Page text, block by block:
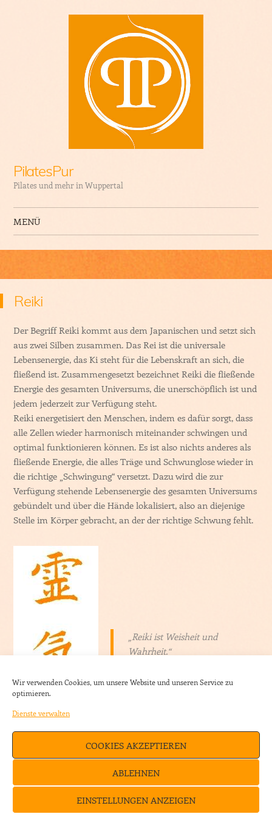
Wir verwenden Cookies, um unsere Website und unseren Service zu
optimieren.
Dienste verwalten
COOKIES AKZEPTIEREN
ABLEHNEN
EINSTELLUNGEN ANZEIGEN
PilatesPur
Pilates und mehr in Wuppertal
MENÜ
Reiki
Der Begriff Reiki kommt aus dem Japanischen und setzt sich
aus zwei Silben zusammen. Das Rei ist die universale
Lebensenergie, das Ki steht für die Lebenskraft an sich, die
fließend ist. Zusammengesetzt bezeichnet Reiki die fließende
Energie des gesamten Universums, die unerschöpflich ist und
jedem jederzeit zur Verfügung steht.
Reiki energetisiert den Menschen, indem es dafür sorgt, dass
alle Zellen wieder harmonisch miteinander schwingen und
optimal funktionieren können. Es ist also nichts anderes als
fließende Energie, die alles Träge und Schwunglose wieder in
die richtige „Schwingung“ versetzt. Dazu wird die zur
Verfügung stehende Lebensenergie des gesamten Universums
gebündelt und über die Hände lokalisiert, also an diejenige
Stelle im Körper gebracht, an der der richtige Schwung fehlt.
„Reiki ist Weisheit und
Wahrheit.“
Stolz präsentiert von WordPress
WordPress.com
Impressum|Datenschutzerklärung|Allgemeine
Geschäftsbedingungen|Cookie Richtlinie (EU)